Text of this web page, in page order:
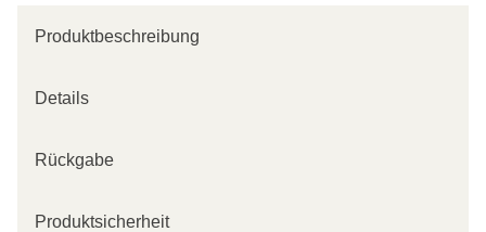
Produktbeschreibung
Details
Rückgabe
Produktsicherheit